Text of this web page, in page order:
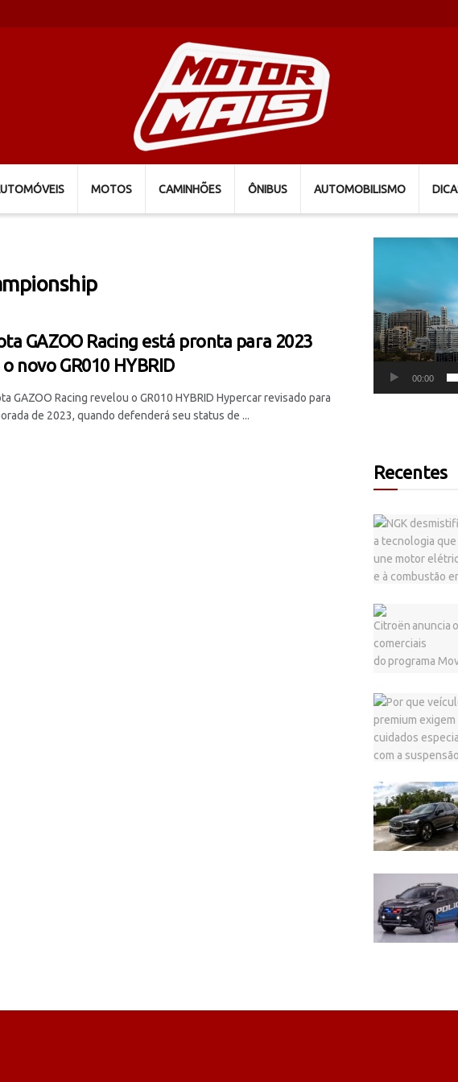
MOTOS CAMINHÕES ÔNIBUS AUTOMOBILISMO
GAZOO Racing está pronta para 2023
novo GR010 HYBRID
GAZOO Racing revelou o GR010 HYBRID Hypercar revisado para
de 2023, quando defenderá seu status de ...
00:00
Recentes